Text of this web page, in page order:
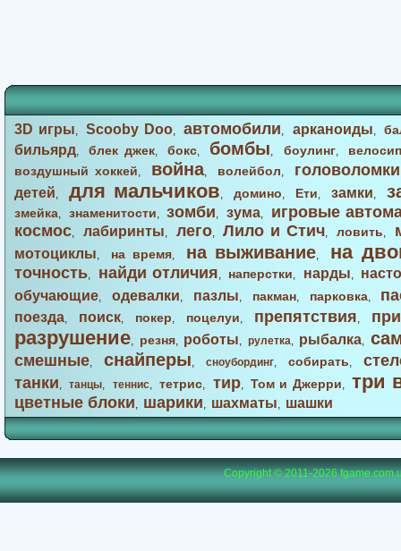
3D игры,Scooby Doo,автомобили, арканоиды,
бильярд,блек джек,бокс, бомбы, боулинг,
воздушный хоккей, война, волейбол, головоломки
детей, для мальчиков, домино, Ети, замки,
змейка, знаменитости,зомби, зума,
игровые
космос, лабиринты, лего,Лило и Стич,ловить,
мотоциклы, на время, на выживание, на
точность, найди отличия, наперстки, нарды,
обучающие, одевалки, пазлы, пакман, парковка,
поезда, поиск, покер, поцелуи, препятствия,
разрушение, резня, роботы, рулетка, рыбалка,
смешные, снайперы, сноубординг, собирать,
танки,танцы, теннис,тетрис, тир,Том и Джерри, три
цветные блоки, шарики, шахматы, шашки
Copyright © 2011-2026